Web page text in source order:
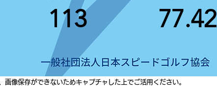
113 77.42
画像保存ができないためキャプチャした上でご活用ください。